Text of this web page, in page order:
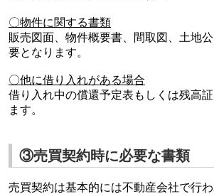
〇物件に関する書類
販売図面、物件概要書、間取図、土地
要となります。
〇他に借り入れがある場合
借り入れ中の償還予定表もしくは残高
ます。
③売買契約時に必要な書類
売買契約は基本的には不動産会社で行わ